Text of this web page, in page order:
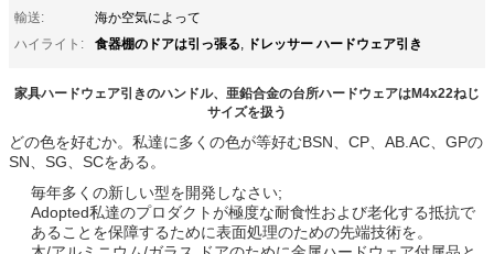
輸送:
海か空気によって
ハイライト:
食器棚のドアは引っ張る, ドレッサー ハードウェア引き
家具ハードウェア引きのハンドル、亜鉛合金の台所ハードウェアはM4x22ねじ
サイズを扱う
どの色を好むか。私達に多くの色が等好むBSN、CP、AB.AC、GPの
SN、SG、SCをある。
毎年多くの新しい型を開発しなさい;
Adopted私達のプロダクトが極度な耐食性および老化する抵抗で
あることを保障するために表面処理のための先端技術を。